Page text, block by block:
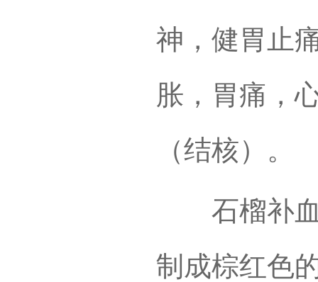
神，健胃止
胀，胃痛，
（结核）。
石榴补血
制成棕红色